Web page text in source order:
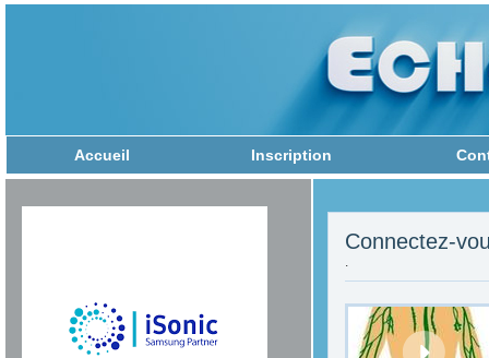
Accueil Inscription
Connectez-
.